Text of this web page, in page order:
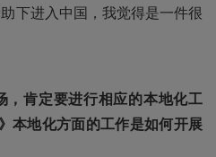
下进入中国，我觉得是一件很
，肯定要进行相应的本地化工
本地化方面的工作是如何开展